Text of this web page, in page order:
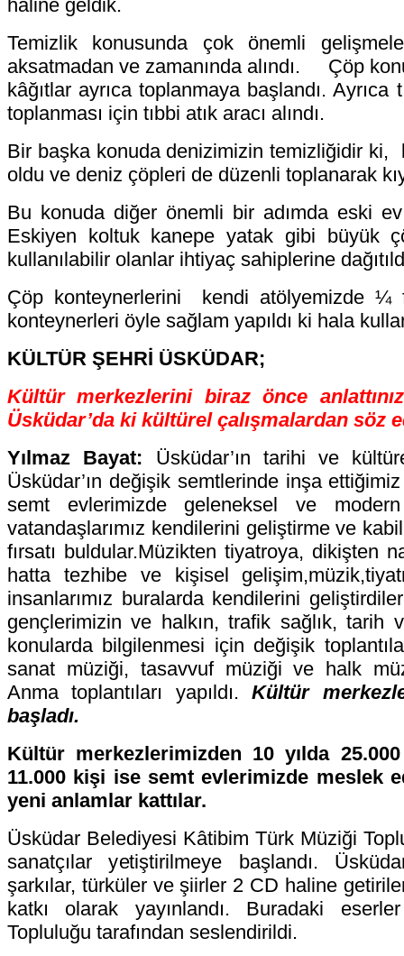
haline geldik.
Temizlik konusunda çok önemli
aksatmadan ve zamanında alındı. Çöp
kâğıtlar ayrıca toplanmaya başlandı. Ayrıca
toplanması için tıbbi atık aracı alındı.
Bir başka konuda denizimizin temizliğidir ki,
oldu ve deniz çöpleri de düzenli toplanarak
Bu konuda diğer önemli bir adımda eski ev
Eskiyen koltuk kanepe yatak gibi büyük
kullanılabilir olanlar ihtiyaç sahiplerine
Çöp konteynerlerini kendi atölyemizde ¼
konteynerleri öyle sağlam yapıldı ki hala
KÜLTÜR ŞEHRİ ÜSKÜDAR;
Kültür merkezlerini biraz önce
Üsküdar’da ki kültürel çalışmalardan söz
Yılmaz Bayat: Üsküdar’ın tarihi ve
Üsküdar’ın değişik semtlerinde inşa
semt evlerimizde geleneksel ve
vatandaşlarımız kendilerini geliştirme ve
fırsatı buldular.Müzikten tiyatroya, dikişten
hatta tezhibe ve kişisel
insanlarımız buralarda kendilerini
gençlerimizin ve halkın, trafik sağlık,
konularda bilgilenmesi için değişik
sanat müziği, tasavvuf müziği ve halk
Anma toplantıları yapıldı.
Kültür
başladı.
Kültür merkezlerimizden 10 yılda
11.000 kişi ise semt evlerimizde meslek
yeni anlamlar kattılar.
Üsküdar Belediyesi Kâtibim Türk Müziği
sanatçılar yetiştirilmeye başlandı.
şarkılar, türküler ve şiirler 2 CD haline
katkı olarak yayınlandı. Buradaki
Topluluğu tarafından seslendirildi.